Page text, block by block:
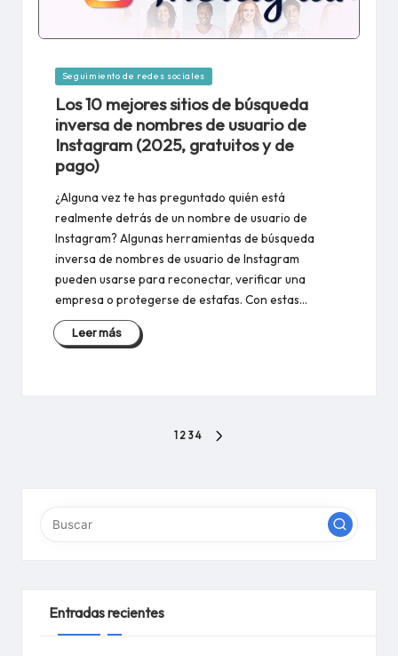
Publicado
Seguimiento de redes sociales
Los 10 mejores sitios de búsqueda
inversa de nombres de usuario de
Instagram (2025, gratuitos y de
pago)
¿Alguna vez te has preguntado quién está
realmente detrás de un nombre de usuario de
Instagram? Algunas herramientas de búsqueda
inversa de nombres de usuario de Instagram
pueden usarse para reconectar, verificar una
empresa o protegerse de estafas. Con estas…
Leer más
1 2 3 4
Entradas recientes